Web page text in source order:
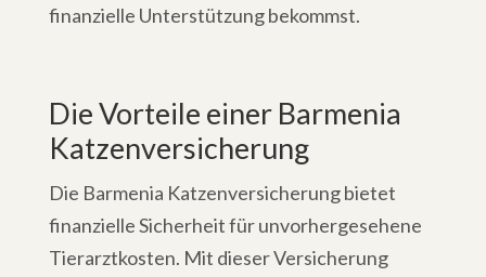
finanzielle Unterstützung bekommst.
Die Vorteile einer Barmenia
Katzenversicherung
Die Barmenia Katzenversicherung bietet
finanzielle Sicherheit für unvorhergesehene
Tierarztkosten. Mit dieser Versicherung